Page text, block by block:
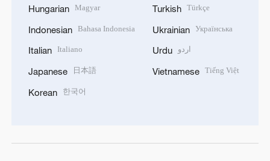
Hungarian Magyar
Indonesian Bahasa Indonesia
Italian Italiano
Japanese 日本語
Korean 한국어
Turkish Türkçe
Ukrainian Українська
Urdu اردو
Vietnamese Tiếng Việt